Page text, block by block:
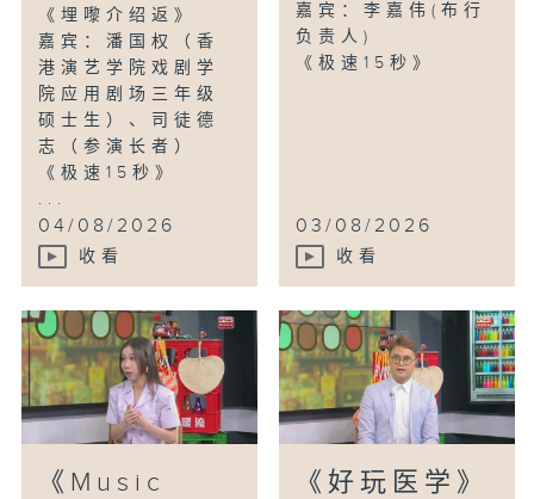
《埋嚟介绍返》
嘉宾：潘国权（香
港演艺学院戏剧学
院应用剧场三年级
硕士生）、司徒德
志（参演长者）
《极速15秒》
...
04/08/2026
收看
嘉宾：李嘉伟(布行
负责人)
《极速15秒》
03/08/2026
收看
《Music
《好玩医学》